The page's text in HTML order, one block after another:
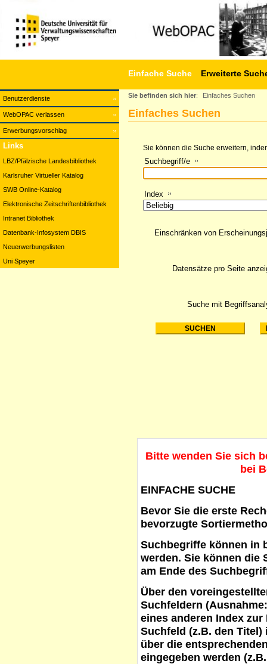
Benutzerdienste
WebOPAC verlassen
Erwerbungsvorschlag
Einfache Suche Erweiterte
Links
LBZ/Pfälzische Landesbibliothek
Karlsruher Virtueller Katalog
SWB Online-Katalog
Elektronische Zeitschriftenbibliothek
Intranet Bibliothek
Datenbank-Infosystem DBIS
Neuerwerbungslisten
Uni Speyer
Sie befinden sich hier: Einfaches Suchen
Einfaches Suchen
Sie können die Suche erweitern,
Suchbegriff/e
Index
Suche mit
Einschränken von
Datensätze pro Seite
Bitte wenden Sie sich
bei
EINFACHE SUCHE
Bevor Sie die erste
bevorzugte
Suchbegriffe können in
werden. Sie können die
am Ende des
Über den
Suchfeldern
eines anderen Index
Suchfeld (z.B. den
über die
eingegeben werden